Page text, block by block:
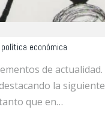
económica
de actualidad.
la siguiente
que en…